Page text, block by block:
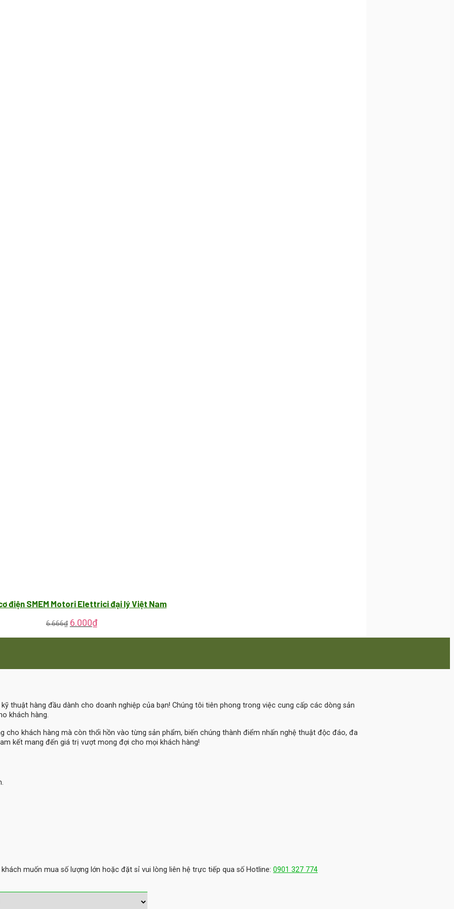
điện SMEM Motori Elettrici đại lý Việt Nam
6.666₫ 6.000₫
thuật hàng đầu dành cho doanh nghiệp của bạn! Chúng tôi tiên phong trong việc cung cấp các dòng sản
khách hàng.
khách hàng mà còn thổi hồn vào từng sản phẩm, biến chúng thành điểm nhấn nghệ thuật độc đáo, đa
kết mang đến giá trị vượt mong đợi cho mọi khách hàng!
muốn mua số lượng lớn hoặc đặt sỉ vui lòng liên hệ trực tiếp qua số Hotline: 0901 327 774